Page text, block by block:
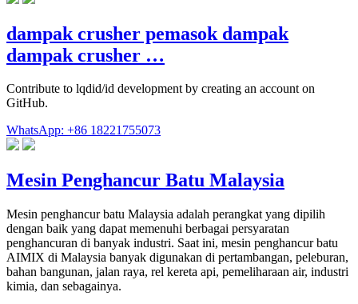
dampak crusher pemasok dampak
dampak crusher …
Contribute to lqdid/id development by creating an account on
GitHub.
WhatsApp: +86 18221755073
Mesin Penghancur Batu Malaysia
Mesin penghancur batu Malaysia adalah perangkat yang dipilih
dengan baik yang dapat memenuhi berbagai persyaratan
penghancuran di banyak industri. Saat ini, mesin penghancur batu
AIMIX di Malaysia banyak digunakan di pertambangan, peleburan,
bahan bangunan, jalan raya, rel kereta api, pemeliharaan air, industri
kimia, dan sebagainya.